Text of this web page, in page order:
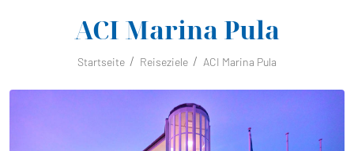
ACI Marina Pula
Startseite Reiseziele ACI Marina Pula